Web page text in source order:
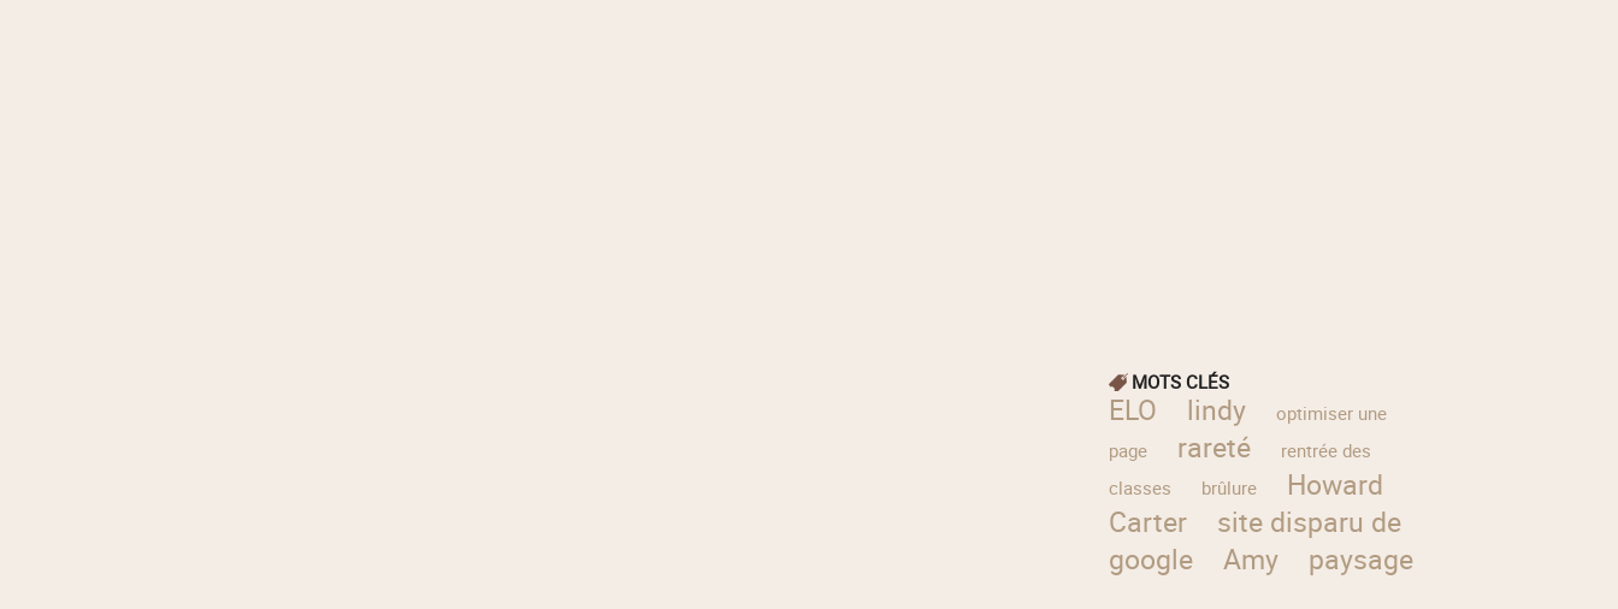
MOTS CLÉS
ELO lindy
optimiser une
page
rareté
rentrée des
classes
brûlure
Howard
Carter
site disparu de
google
Amy paysage